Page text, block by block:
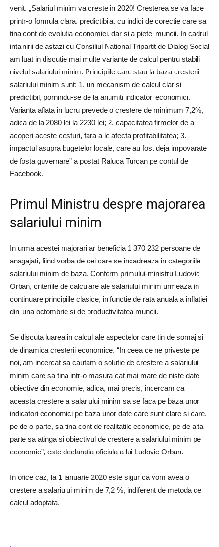
venit. „Salariul minim va creste in 2020! Cresterea se va face
printr-o formula clara, predictibila, cu indici de corectie care sa
tina cont de evolutia economiei, dar si a pietei muncii. In cadrul
intalnirii de astazi cu Consiliul National Tripartit de Dialog Social
am luat in discutie mai multe variante de calcul pentru stabili
nivelul salariului minim. Principiile care stau la baza cresterii
salariului minim sunt: 1. un mecanism de calcul clar si
predictibil, pornindu-se de la anumiti indicatori economici.
Varianta aflata in lucru prevede o crestere de minimum 7,2%,
adica de la 2080 lei la 2230 lei; 2. capacitatea firmelor de a
acoperi aceste costuri, fara a le afecta profitabilitatea; 3.
impactul asupra bugetelor locale, care au fost deja impovarate
de fosta guvernare” a postat Raluca Turcan pe contul de
Facebook.
Primul Ministru despre majorarea
salariului minim
In urma acestei majorari ar beneficia 1 370 232 persoane de
anagajati, fiind vorba de cei care se incadreaza in categoriile
salariului minim de baza. Conform primului-ministru Ludovic
Orban, criteriile de calculare ale salariului minim urmeaza in
continuare principiile clasice, in functie de rata anuala a inflatiei
din luna octombrie si de productivitatea muncii.
Se discuta luarea in calcul ale aspectelor care tin de somaj si
de dinamica cresterii economice. “In ceea ce ne priveste pe
noi, am incercat sa cautam o solutie de crestere a salariului
minim care sa tina intr-o masura cat mai mare de niste date
obiective din economie, adica, mai precis, incercam ca
aceasta crestere a salariului minim sa se faca pe baza unor
indicatori economici pe baza unor date care sunt clare si care,
pe de o parte, sa tina cont de realitatile economice, pe de alta
parte sa atinga si obiectivul de crestere a salariului minim pe
economie”, este declaratia oficiala a lui Ludovic Orban.
In orice caz, la 1 ianuarie 2020 este sigur ca vom avea o
crestere a salariului minim de 7,2 %, indiferent de metoda de
calcul adoptata.